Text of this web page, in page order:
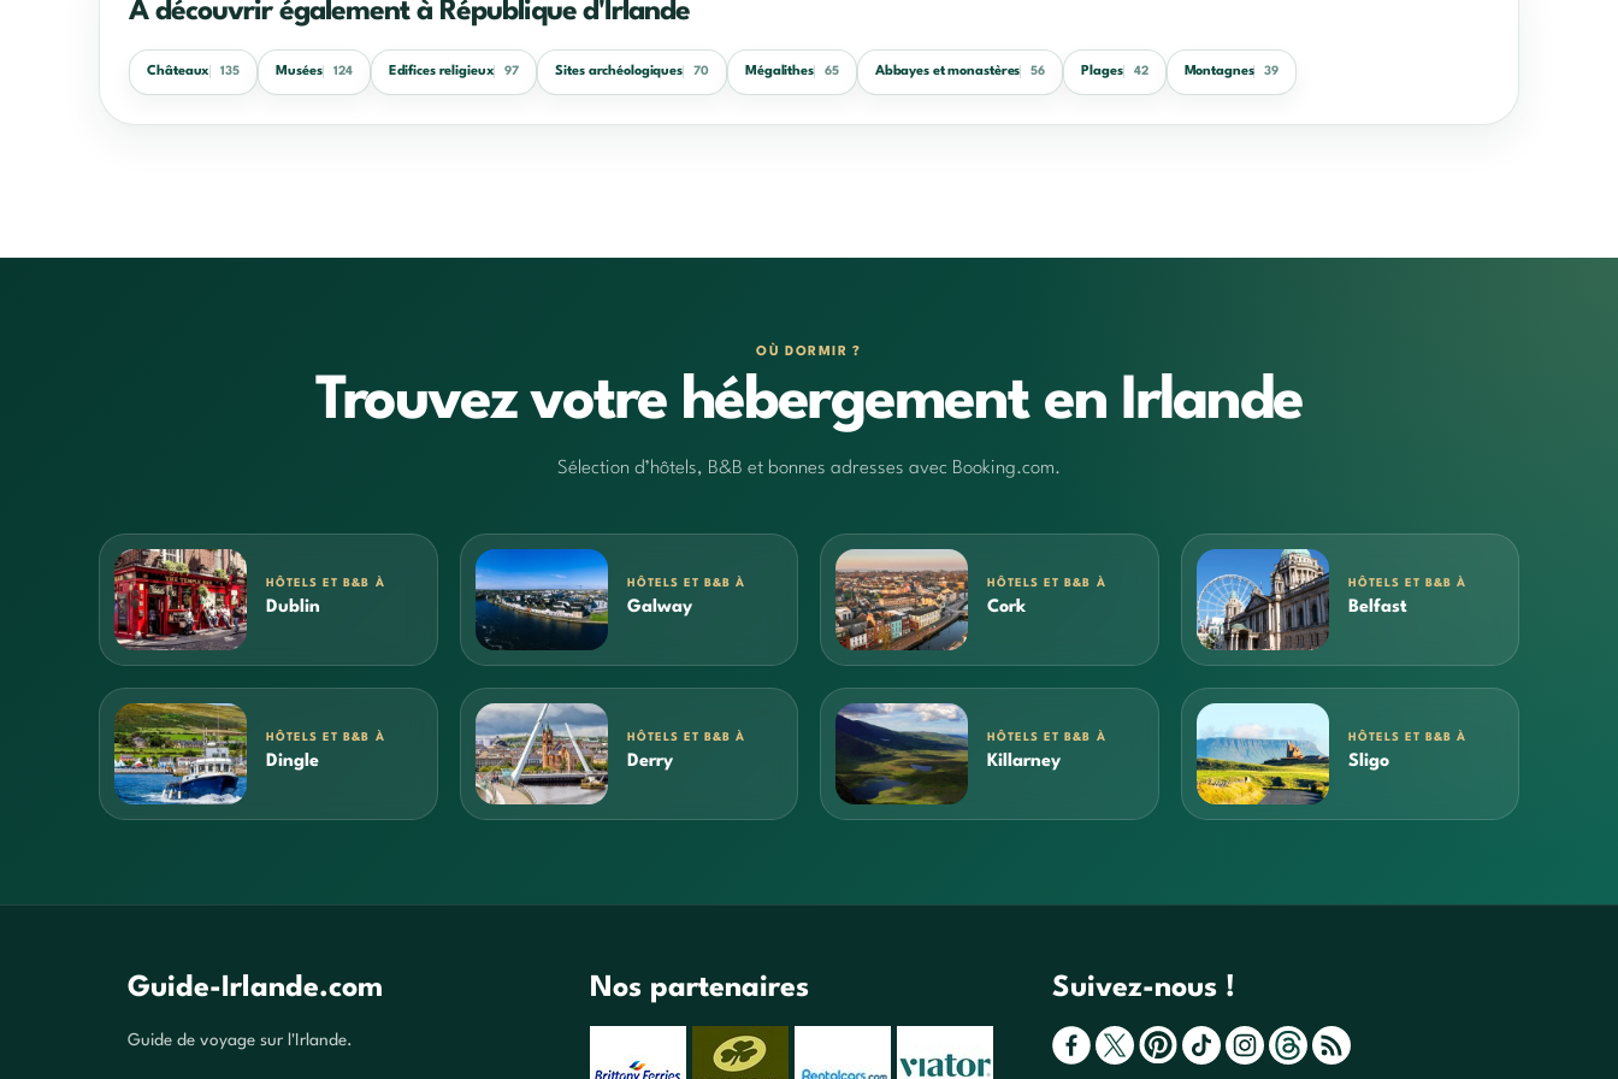
À découvrir également à République d'Irlande
Châteaux 135 Musées 124 Edifices religieux 97 Sites archéologiques 70 Mégalithes 65 Abbayes et monastères 56 Plages 42 Montagnes 39
OÙ DORMIR ?
Trouvez votre hébergement en Irlande
Sélection d’hôtels, B&B et bonnes adresses avec Booking.com.
HÔTELS ET B&B À
Dublin
HÔTELS ET B&B À
Galway
HÔTELS ET B&B À
Cork
HÔTELS ET B&B À
Belfast
HÔTELS ET B&B À
Dingle
HÔTELS ET B&B À
Derry
HÔTELS ET B&B À
Killarney
HÔTELS ET B&B À
Sligo
Guide-Irlande.com
Guide de voyage sur l'Irlande.
Nos partenaires Suivez-nous !